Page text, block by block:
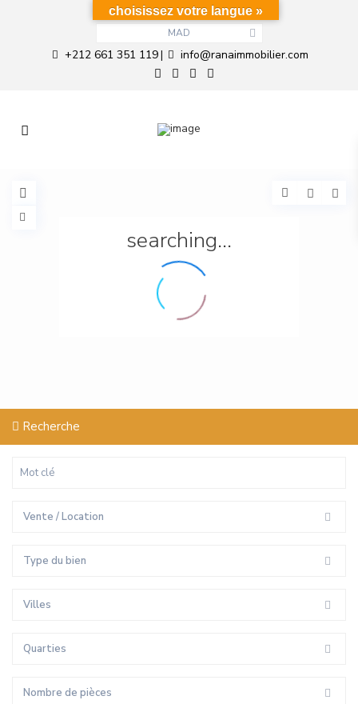
MAD
+212 661 351 119| info@ranaimmobilier.com
searching...
Recherche
Vente / Location
Type du bien
Villes
Quarties
Nombre de pièces
choisissez votre langue »